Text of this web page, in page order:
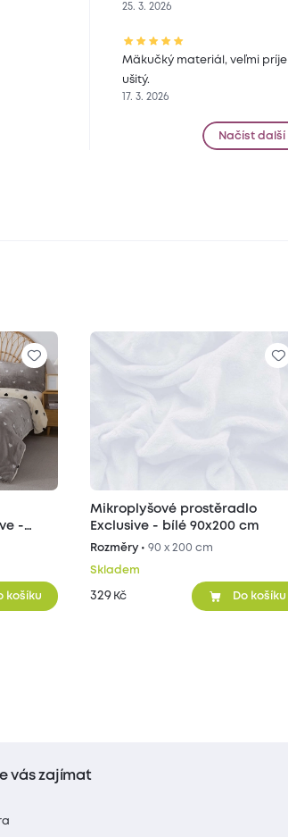
25. 3. 2026
Mäkučký materiál, veľmi
ušitý.
17. 3. 2026
Načíst další
-
košíku
Mikroplyšové prostěradlo
Exclusive - bílé 90x200 cm
Rozměry •90 x 200 cm
Skladem
329 Kč Do košíku
vás zajímat